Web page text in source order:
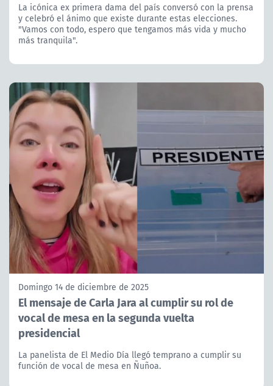
La icónica ex primera dama del país conversó con la prensa
y celebró el ánimo que existe durante estas elecciones.
"Vamos con todo, espero que tengamos más vida y mucho
más tranquila".
Domingo 14 de diciembre de 2025
El mensaje de Carla Jara al cumplir su rol de
vocal de mesa en la segunda vuelta
presidencial
La panelista de El Medio Día llegó temprano a cumplir su
función de vocal de mesa en Ñuñoa.